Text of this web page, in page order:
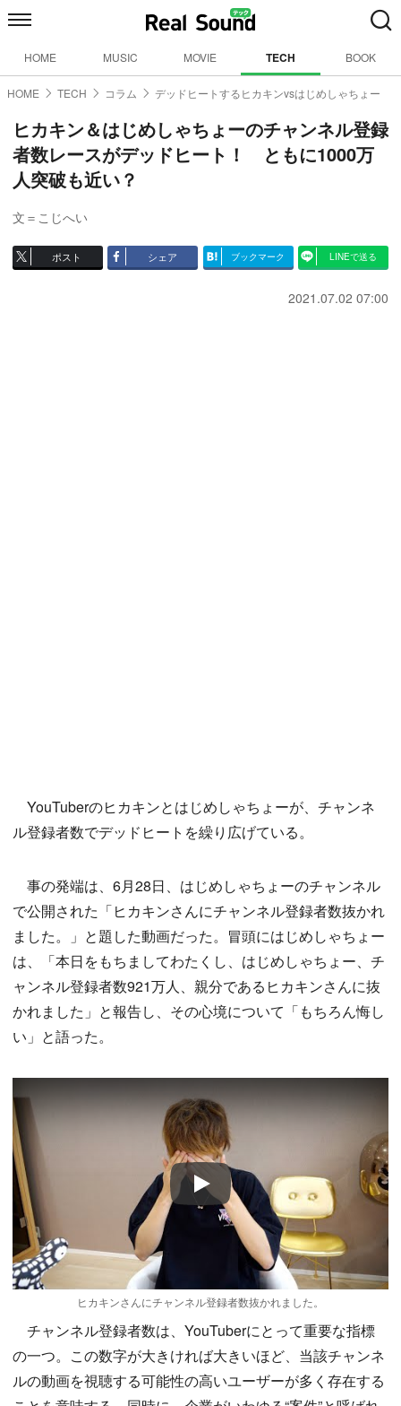
HOME MUSIC MOVIE TECH BOOK
HOME TECH コラム デッドヒートするヒカキンvsはじめしゃちょー
ヒカキン＆はじめしゃちょーのチャンネル登録
者数レースがデッドヒート！ ともに1000万
人突破も近い？
文＝こじへい
ポスト シェア ブックマーク LINEで送る
2021.07.02 07:00
YouTuberのヒカキンとはじめしゃちょーが、チャンネ
ル登録者数でデッドヒートを繰り広げている。
事の発端は、6月28日、はじめしゃちょーのチャンネル
で公開された「ヒカキンさんにチャンネル登録者数抜かれ
ました。」と題した動画だった。冒頭にはじめしゃちょー
は、「本日をもちましてわたくし、はじめしゃちょー、チ
ャンネル登録者数921万人、親分であるヒカキンさんに抜
かれました」と報告し、その心境について「もちろん悔し
い」と語った。
Play
ヒカキンさんにチャンネル登録者数抜かれました。
チャンネル登録者数は、YouTuberにとって重要な指標
の一つ。この数字が大きければ大きいほど、当該チャンネ
ルの動画を視聴する可能性の高いユーザーが多く存在する